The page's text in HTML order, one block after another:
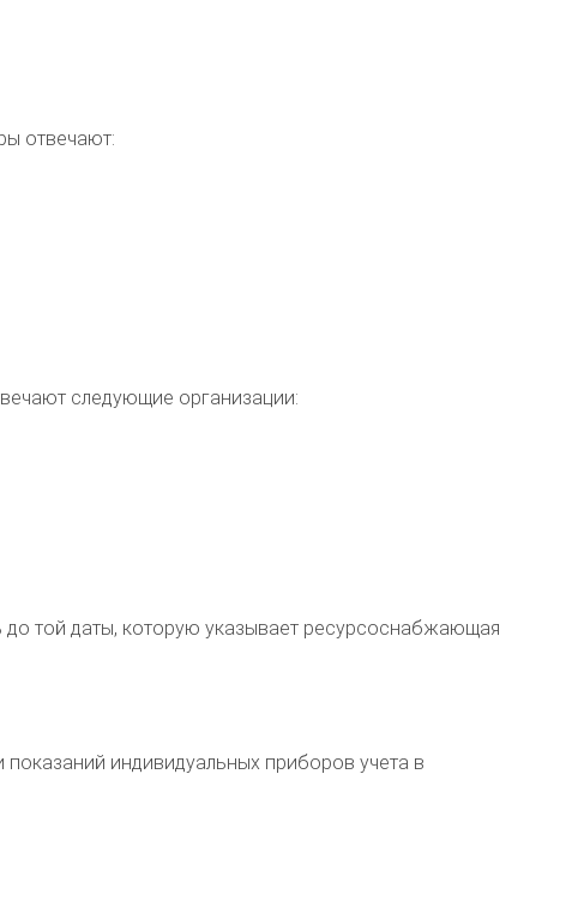
отвечают:
следующие организации:
до той даты, которую указывает ресурсоснабжающая
индивидуальных приборов учета в